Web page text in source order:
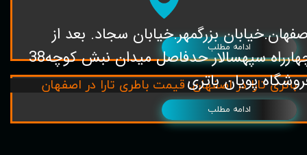
ادامه مطلب
باتری تارا در اصفهان. قیمت باطری تارا در اصفهان
ادامه مطلب
بزرگمهر.خیابان سجاد. بعد از
چهارراه سپهسالار حدفاصل میدان نبش کوچه38
پویان باتری